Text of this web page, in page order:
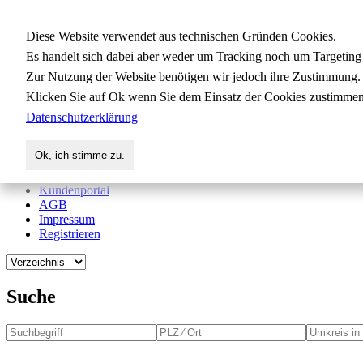
Gewerbedatenbank.org
für Handwerk, Dienstleistung,
Verzeichnis
Kundenportal
AGB
Impressum
Registrieren
Suche
Diese Website verwendet aus technischen Gründen Cookies.
Es handelt sich dabei aber weder um Tracking noch um
Zur Nutzung der Website benötigen wir jedoch ihre Zustimmung.
Klicken Sie auf Ok wenn Sie dem Einsatz der Cookies
Datenschutzerklärung
Ok, ich stimme zu.